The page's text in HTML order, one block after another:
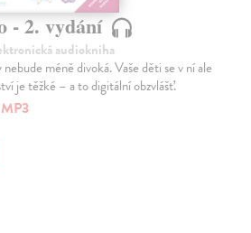
- 2. vydání
audiokniha
méně divoká. Vaše děti se v ní ale
je těžké – a to digitální obzvlášť.
MP3